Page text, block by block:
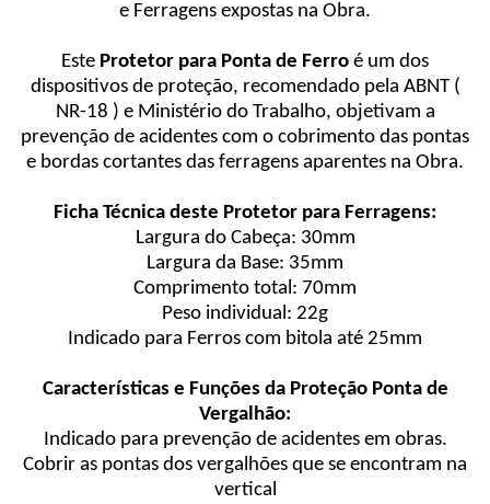
e Ferragens expostas na Obra.
Este Protetor para Ponta de Ferro é um dos
dispositivos de proteção, recomendado pela ABNT (
NR-18 ) e Ministério do Trabalho, objetivam a
prevenção de acidentes com o cobrimento das pontas
e bordas cortantes das ferragens aparentes na Obra.
Ficha Técnica deste Protetor para Ferragens:
Largura do Cabeça: 30mm
Largura da Base: 35mm
Comprimento total: 70mm
Peso individual: 22g
Indicado para Ferros com bitola até 25mm
Características e Funções da Proteção Ponta de
Vergalhão:
Indicado para prevenção de acidentes em obras.
Cobrir as pontas dos vergalhões que se encontram na
vertical